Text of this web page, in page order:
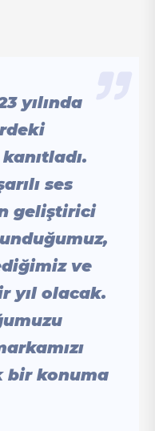
yılında
ses
geliştirici
ve
yıl olacak.
bir konuma